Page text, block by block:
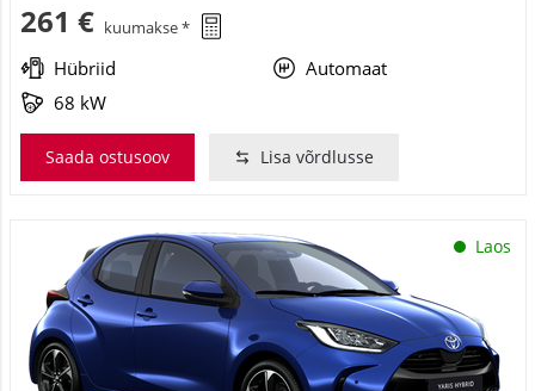
261 € kuumakse *
Hübriid
Automaat
68 kW
Saada ostusoov Lisa võrdlusse
Laos